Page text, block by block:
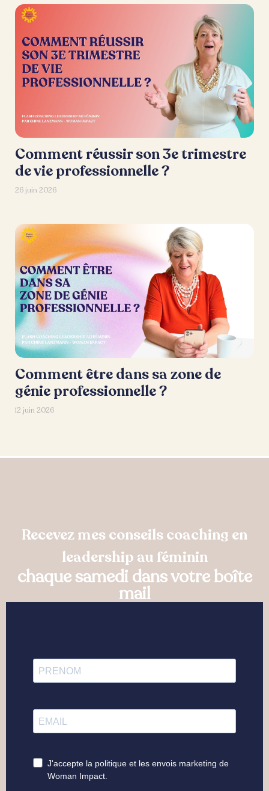
Comment réussir son 3e trimestre
de vie professionnelle ?
26 juin 2026
Comment être dans sa zone de
génie professionnelle ?
12 juin 2026
Recevez mes conseils coaching en
leadership au féminin
chaque samedi dans votre boîte
mail